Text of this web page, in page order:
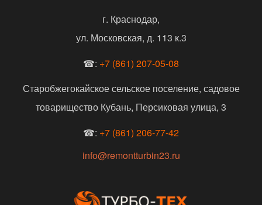
г. Краснодар,
ул. Московская, д. 113 к.3
☎: +7 (861) 207-05-08
Старобжегокайское сельское поселение, садовое
товарищество Кубань, Персиковая улица, 3
☎: +7 (861) 206-77-42
info@remontturbin23.ru